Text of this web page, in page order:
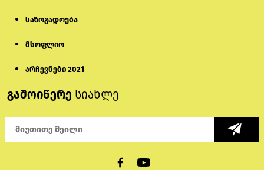
კერძო უნივერსიტეტში თუ გადადის,
ნიკოლ ფაშინიანის ცოლს, ანნა
აკობიანს მოკვლით დაემუქრნენ —
საზოგადოება
მსოფლიო
არჩევნები 2021
გამოიწერე სიახლე